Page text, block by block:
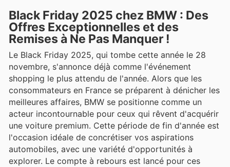
Black Friday 2025 chez BMW : Des
Offres Exceptionnelles et des
Remises à Ne Pas Manquer !
Le Black Friday 2025, qui tombe cette année le 28
novembre, s'annonce déjà comme l'événement
shopping le plus attendu de l'année. Alors que les
consommateurs en France se préparent à dénicher les
meilleures affaires, BMW se positionne comme un
acteur incontournable pour ceux qui rêvent d'acquérir
une voiture premium. Cette période de fin d'année est
l'occasion idéale de concrétiser vos aspirations
automobiles, avec une variété d'opportunités à
explorer. Le compte à rebours est lancé pour ces